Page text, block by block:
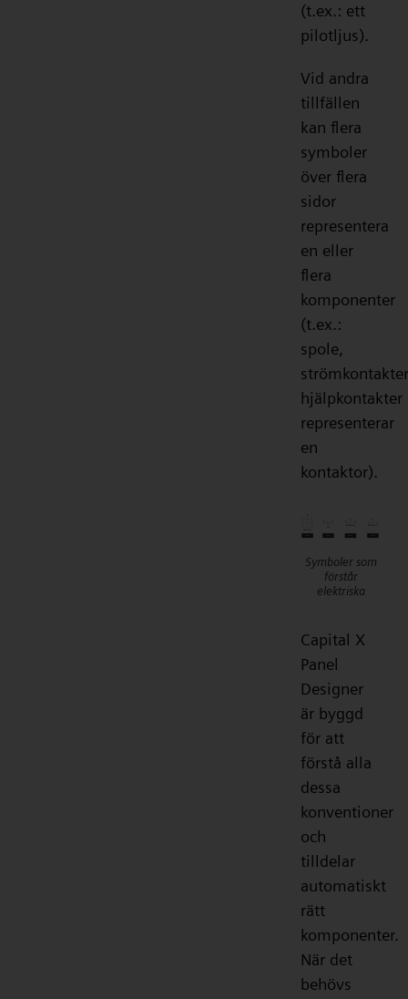
(t.ex.: ett
pilotljus).
Vid andra
tillfällen
kan flera
symboler
över flera
sidor
representera
en eller
flera
komponenter
(t.ex.:
spole,
hjälpkontakter
representerar
en
kontaktor).
Symboler som
förstår
elektriska
Capital X
Panel
Designer
är byggd
för att
förstå alla
dessa
konventioner
och
tilldelar
automatiskt
rätt
komponenter.
När det
behövs